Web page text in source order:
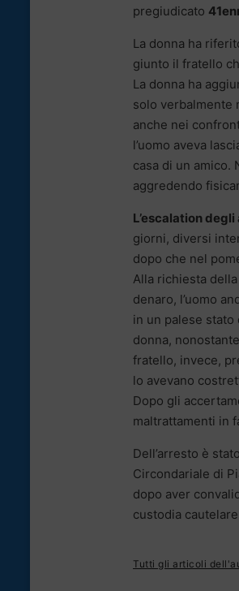
pregiudicato
La donna ha
giunto il fratello
La donna ha
solo verbalmente
anche nei
l’uomo aveva
casa di un amico.
aggredendo
L’escalation
giorni, diversi
dopo che nel
Alla richiesta
denaro, l’uomo
in un palese
donna,
fratello, invece,
lo avevano
Dopo gli
maltrattamenti in
Dell’arresto è
Circondariale di
dopo aver
custodia
Tutti gli articoli